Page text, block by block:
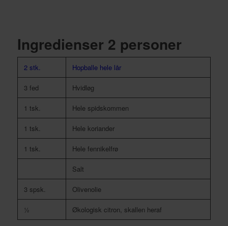
Ingredienser 2 personer
2 stk. Hopballe hele lår
3 fed Hvidløg
1 tsk. Hele spidskommen
1 tsk. Hele koriander
1 tsk. Hele fennikelfrø
Salt
3 spsk. Olivenolie
½ Økologisk citron, skallen heraf